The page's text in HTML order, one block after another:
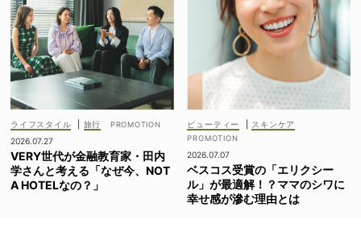
ライフスタイル
旅行
2026.07.27
VERY世代が金融教育家・田内
学さんと考える「なぜ今、NOT
A HOTELなの？」
ビューティー スキンケア
2026.07.07
ベスコス受賞の「エリクシー
ル」が最適解！？ママのシワに
幸せ感が滲む理由とは